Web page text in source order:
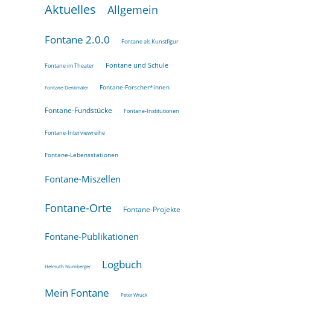
Aktuelles Allgemein
Fontane 2.0.0 Fontane als Kunstfigur
Fontane im Theater Fontane und Schule
Fontane-Denkmäler Fontane-Forscher*innen
Fontane-Fundstücke Fontane-Institutionen
Fontane-Interviewreihe
Fontane-Lebensstationen
Fontane-Miszellen
Fontane-Orte Fontane-Projekte
Fontane-Publikationen
Helmuth Nürnberger Logbuch
Mein Fontane Peter Wruck